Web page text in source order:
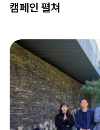
캠페인 펼쳐